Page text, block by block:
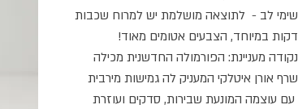
שימי לב - לתוצאה מושלמת יש למרוח שכבות
דקות במיוחד, הצבעים אטומים מאוד!
נקודה מעניינת: הפורמולה החדשנית מכילה
שרף אורן איטלקי המעניק לה גמישות מירבית
עם עוצמה המונעת שבירות, סדקים ועוזרת